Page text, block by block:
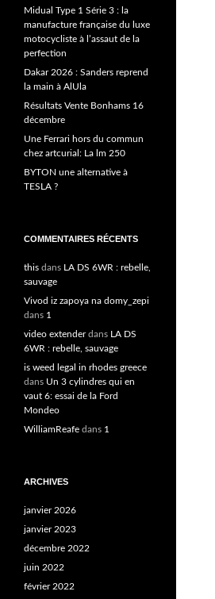
Midual Type 1 Série 3 : la
manufacture française du luxe
motocycliste à l’assaut de la
perfection
Dakar 2026 : Sanders reprend
la main à AlUla
Résultats Vente Bonhams 16
décembre
Une Ferrari hors du commun
chez artcurial: La lm 250
BYTON une alternative à
TESLA ?
COMMENTAIRES RÉCENTS
this dans LA DS 6WR : rebelle,
sauvage
Vivod iz zapoya na domy_zepi
dans 1
video extenderdans LA DS
6WR : rebelle, sauvage
is weed legal in rhodes greece
dans Un 3 cylindres qui en
vaut 6: essai de la Ford
Mondeo
WilliamReafe dans 1
ARCHIVES
janvier 2026
janvier 2023
décembre 2022
juin 2022
février 2022